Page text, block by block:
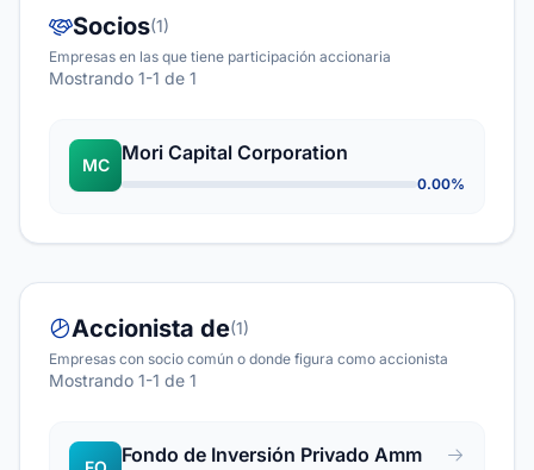
Socios(1)
Empresas en las que tiene participación accionaria
Mostrando 1-1 de 1
MC
Mori Capital Corporation
0.00%
Accionista de(1)
Empresas con socio común o donde figura como accionista
Mostrando 1-1 de 1
Fondo de Inversión Privado Amm